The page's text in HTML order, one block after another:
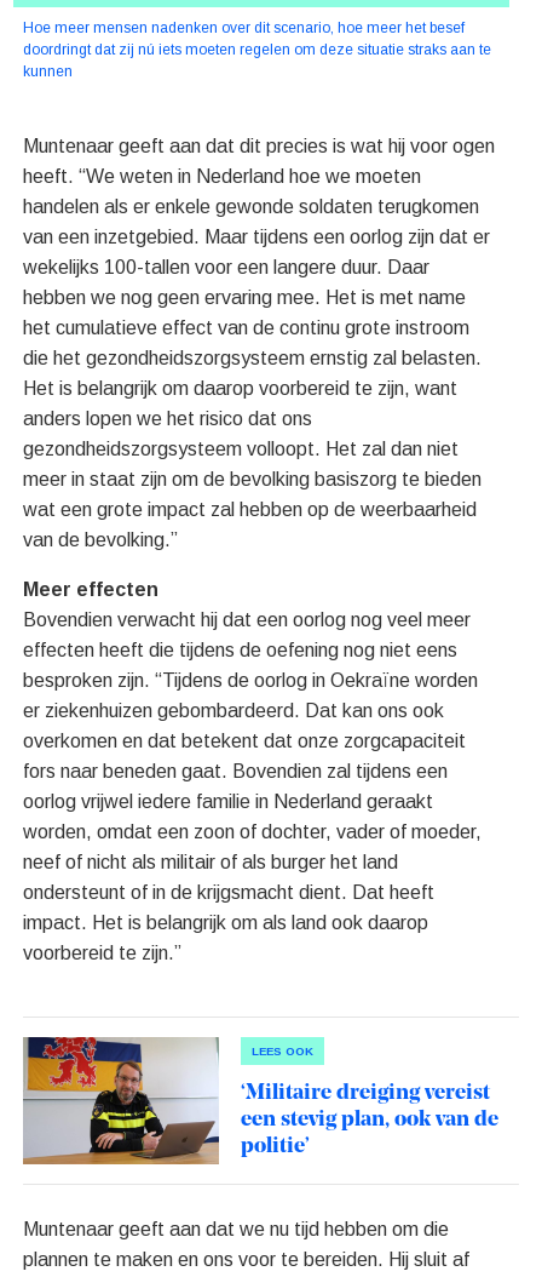
Hoe meer mensen nadenken over dit scenario, hoe meer het besef
doordringt dat zij nú iets moeten regelen om deze situatie straks aan te
kunnen
Muntenaar geeft aan dat dit precies is wat hij voor ogen
heeft. “We weten in Nederland hoe we moeten
handelen als er enkele gewonde soldaten terugkomen
van een inzetgebied. Maar tijdens een oorlog zijn dat er
wekelijks 100-tallen voor een langere duur. Daar
hebben we nog geen ervaring mee. Het is met name
het cumulatieve effect van de continu grote instroom
die het gezondheidszorgsysteem ernstig zal belasten.
Het is belangrijk om daarop voorbereid te zijn, want
anders lopen we het risico dat ons
gezondheidszorgsysteem volloopt. Het zal dan niet
meer in staat zijn om de bevolking basiszorg te bieden
wat een grote impact zal hebben op de weerbaarheid
van de bevolking.”
Meer effecten
Bovendien verwacht hij dat een oorlog nog veel meer
effecten heeft die tijdens de oefening nog niet eens
besproken zijn. “Tijdens de oorlog in Oekraïne worden
er ziekenhuizen gebombardeerd. Dat kan ons ook
overkomen en dat betekent dat onze zorgcapaciteit
fors naar beneden gaat. Bovendien zal tijdens een
oorlog vrijwel iedere familie in Nederland geraakt
worden, omdat een zoon of dochter, vader of moeder,
neef of nicht als militair of als burger het land
ondersteunt of in de krijgsmacht dient. Dat heeft
impact. Het is belangrijk om als land ook daarop
voorbereid te zijn.”
LEES OOK
‘Militaire dreiging vereist
een stevig plan, ook van de
politie’
Muntenaar geeft aan dat we nu tijd hebben om die
plannen te maken en ons voor te bereiden. Hij sluit af